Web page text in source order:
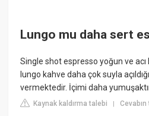
Lungo mu daha sert
Single shot espresso yoğun ve
lungo kahve daha çok suyla
vermektedir. İçimi daha
Kaynak kaldırma talebi |